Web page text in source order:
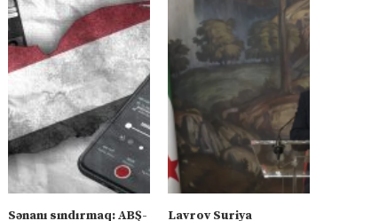
Sənanı sındırmaq: ABŞ-
Lavrov Suriya